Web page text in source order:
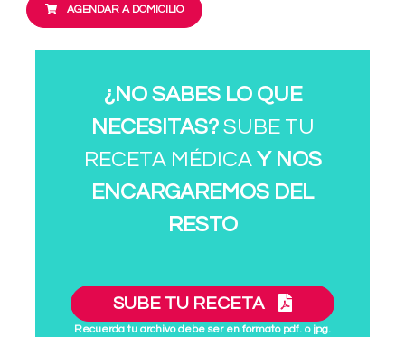
AGENDAR A DOMICILIO
¿NO SABES LO QUE
NECESITAS?SUBE TU
RECETA MÉDICA Y NOS
ENCARGAREMOS DEL
RESTO
SUBE TU RECETA
Recuerda tu archivo debe ser en formato pdf. o jpg.